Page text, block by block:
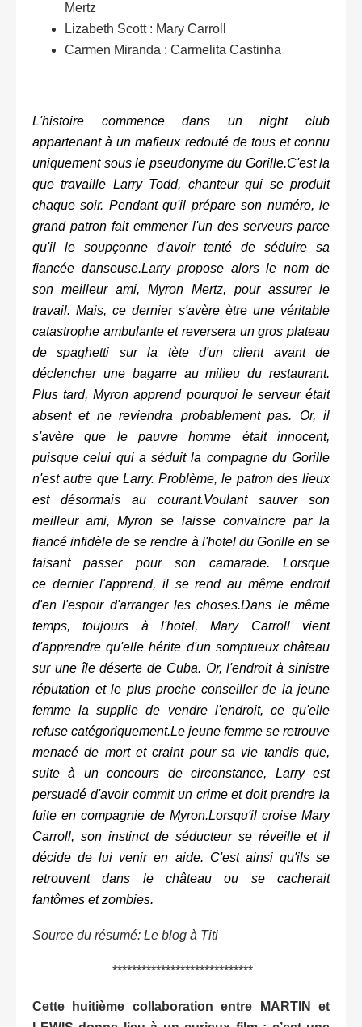
Mertz
Lizabeth Scott : Mary Carroll
Carmen Miranda : Carmelita Castinha
L'histoire commence dans un night club
appartenant à un mafieux redouté de tous et connu
uniquement sous le pseudonyme du Gorille.C'est la
que travaille Larry Todd, chanteur qui se produit
chaque soir. Pendant qu'il prépare son numéro, le
grand patron fait emmener l'un des serveurs parce
qu'il le soupçonne d'avoir tenté de séduire sa
fiancée danseuse.Larry propose alors le nom de
son meilleur ami, Myron Mertz, pour assurer le
travail. Mais, ce dernier s'avère ètre une véritable
catastrophe ambulante et reversera un gros plateau
de spaghetti sur la tète d'un client avant de
déclencher une bagarre au milieu du restaurant.
Plus tard, Myron apprend pourquoi le serveur était
absent et ne reviendra probablement pas. Or, il
s'avère que le pauvre homme était innocent,
puisque celui qui a séduit la compagne du Gorille
n'est autre que Larry. Problème, le patron des lieux
est désormais au courant.Voulant sauver son
meilleur ami, Myron se laisse convaincre par la
fiancé infidèle de se rendre à l'hotel du Gorille en se
faisant passer pour son camarade. Lorsque
ce dernier l'apprend, il se rend au même endroit
d'en l'espoir d'arranger les choses.Dans le même
temps, toujours à l'hotel, Mary Carroll vient
d'apprendre qu'elle hérite d'un somptueux château
sur une île déserte de Cuba. Or, l'endroit à sinistre
réputation et le plus proche conseiller de la jeune
femme la supplie de vendre l'endroit, ce qu'elle
refuse catégoriquement.Le jeune femme se retrouve
menacé de mort et craint pour sa vie tandis que,
suite à un concours de circonstance, Larry est
persuadé d'avoir commit un crime et doit prendre la
fuite en compagnie de Myron.Lorsqu'il croise Mary
Carroll, son instinct de séducteur se réveille et il
décide de lui venir en aide. C'est ainsi qu'ils se
retrouvent dans le château ou se cacherait
fantômes et zombies.
Source du résumé: Le blog à Titi
*****************************
Cette huitième collaboration entre MARTIN et